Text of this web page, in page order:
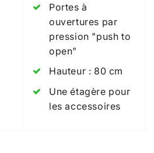
Portes à
ouvertures par
pression "push to
open"
Hauteur : 80 cm
Une étagère pour
les accessoires